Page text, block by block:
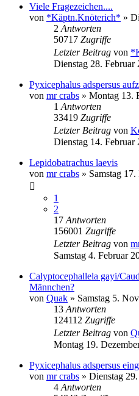
Viele Fragezeichen....
von *Käptn.Knöterich* »
2 Antworten
50717 Zugriffe
Letzter Beitrag von
Dienstag 28. Februar
Pyxicephalus adspersus
von mr crabs » Montag 13.
1 Antworten
33419 Zugriffe
Letzter Beitrag von
Dienstag 14. Februar
Lepidobatrachus laevis
von mr crabs » Samstag
1
2
17 Antworten
156001 Zugriffe
Letzter Beitrag von
Samstag 4. Februar
Calyptocephallela gayi/
Männchen?
von Quak » Samstag 5.
13 Antworten
124112 Zugriffe
Letzter Beitrag von
Montag 19.
Pyxicephalus adspersus
von mr crabs » Dienstag
4 Antworten